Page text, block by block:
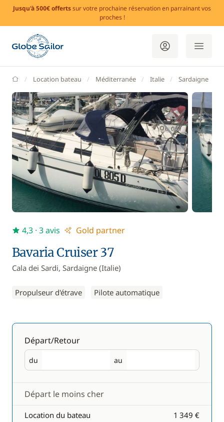
Jusqu'à 500€ offertssur votre prochaine réservation en parrainant vos
proches !
GlobeSailor
Location bateau Méditerranée Italie Sardaigne
Bavaria Cruiser 37
Cala dei Sardi, Sardaigne (Italie)
Propulseur d'étrave Pilote automatique
4,3 · 3 avis Gold partner
Départ/Retour
du
Départ au
Retour
Départ le moins cher
Location du bateau 1 349 €